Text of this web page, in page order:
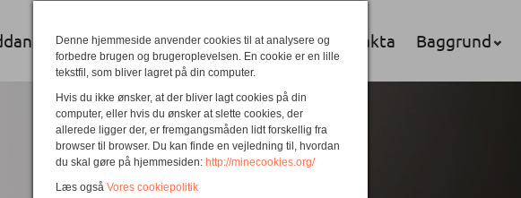
Undervisere Semesterplaner Fakta Baggrund
Denne hjemmeside anvender cookies til at analysere og
forbedre brugen og brugeroplevelsen. En cookie er en lille
tekstfil, som bliver lagret på din computer.
Hvis du ikke ønsker, at der bliver lagt cookies på din
computer, eller hvis du ønsker at slette cookies, der
allerede ligger der, er fremgangsmåden lidt forskellig fra
browser til browser. Du kan finde en vejledning til, hvordan
du skal gøre på hjemmesiden: http://minecookies.org/
Læs også Vores cookiepolitik